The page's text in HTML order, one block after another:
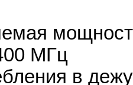
МГц
в